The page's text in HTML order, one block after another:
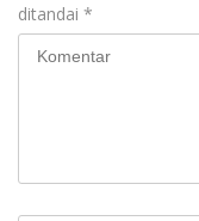
ditandai *